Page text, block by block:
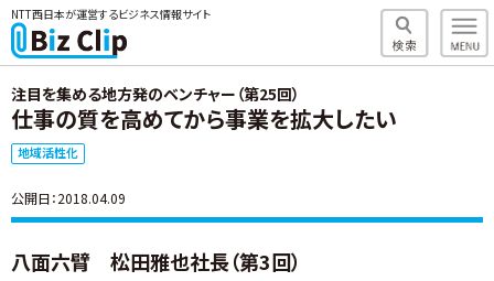
NTT西日本が運営するビジネス情報サイト
注目を集める地方発のベンチャー（第25回）
仕事の質を高めてから事業を拡大したい
地域活性化
公開日：2018.04.09
八面六臂 松田雅也社長（第3回）